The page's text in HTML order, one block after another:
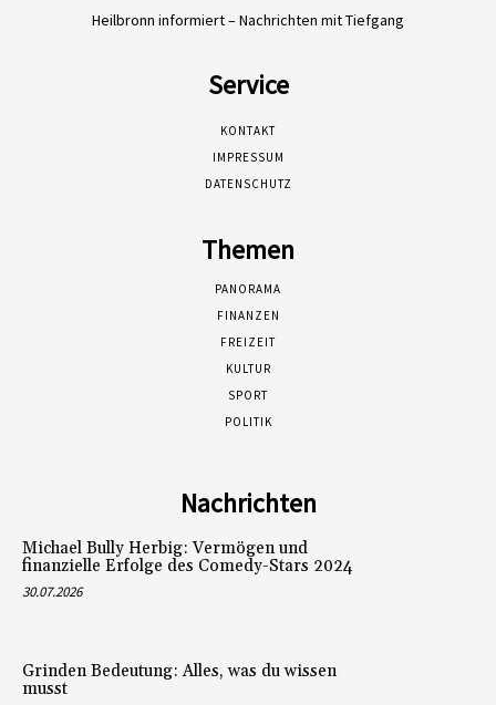
Heilbronn informiert – Nachrichten mit Tiefgang
Service
KONTAKT
IMPRESSUM
DATENSCHUTZ
Themen
PANORAMA
FINANZEN
FREIZEIT
KULTUR
SPORT
POLITIK
Nachrichten
Michael Bully Herbig: Vermögen und
finanzielle Erfolge des Comedy-Stars 2024
30.07.2026
Grinden Bedeutung: Alles, was du wissen
musst